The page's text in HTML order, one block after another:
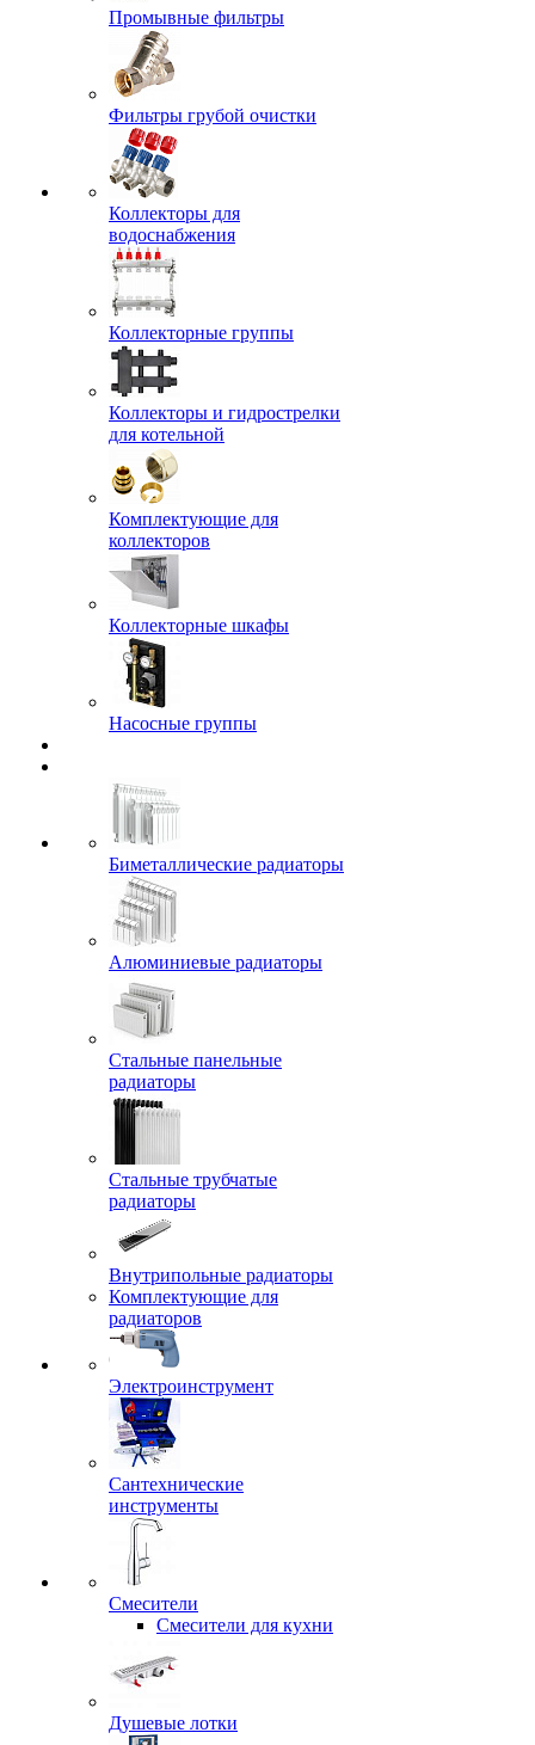
Промывные фильтры
Фильтры грубой очистки
Коллекторы для
водоснабжения
Коллекторные группы
Коллекторы и гидрострелки
для котельной
Комплектующие для
коллекторов
Коллекторные шкафы
Насосные группы
Биметаллические радиаторы
Алюминиевые радиаторы
Стальные панельные
радиаторы
Стальные трубчатые
радиаторы
Внутрипольные радиаторы
Комплектующие для
радиаторов
Электроинструмент
Сантехнические
инструменты
Смесители
Смесители для кухни
Душевые лотки